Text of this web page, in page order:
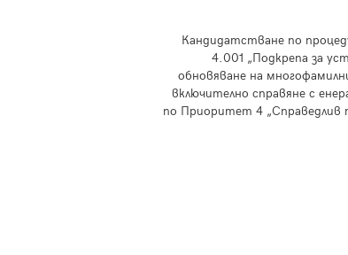
Кандидатстване по
4.001 „Подкрепа за
обновяване на
включително справяне с
по Приоритет 4 „Справедлив